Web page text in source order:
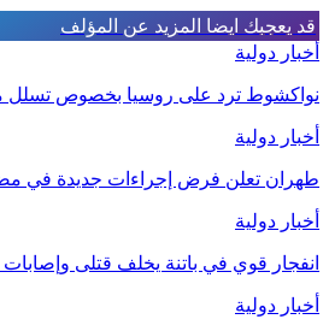
قد يعجبك ايضا المزيد عن المؤلف
أخبار دولية
نواكشوط ترد على روسيا بخصوص تسلل
أخبار دولية
طهران تعلن فرض إجراءات جديدة في
أخبار دولية
انفجار قوي في باتنة يخلف قتلى
أخبار دولية